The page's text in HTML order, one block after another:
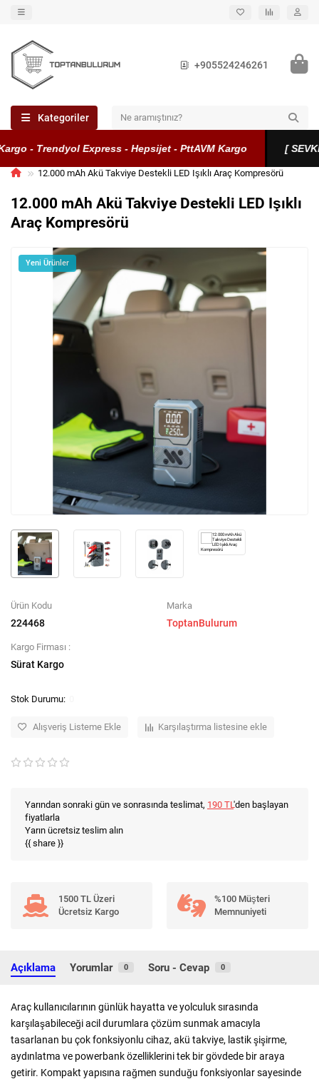
+905524246261
Kategoriler
- Trendyol Express - Hepsijet - PttAVM Kargo [
12.000 mAh Akü Takviye Destekli LED Işıklı Araç Kompresörü
12.000 mAh Akü Takviye Destekli LED Işıklı
Araç Kompresörü
Yeni Ürünler
Ürün Kodu
224468
Marka
ToptanBulurum
Kargo Firması :
Sürat Kargo
Alışveriş Listeme Ekle Karşılaştırma listesine ekle
Yarından sonraki gün ve sonrasında teslimat, 190 TL'den başlayan
fiyatlarla
Yarın ücretsiz teslim alın
{{ share }}
1500 TL Üzeri
Ücretsiz Kargo
%100 Müşteri
Memnuniyeti
Açıklama Yorumlar 0 Soru - Cevap 0
Araç kullanıcılarının günlük hayatta ve yolculuk sırasında
karşılaşabileceği acil durumlara çözüm sunmak amacıyla
tasarlanan bu çok fonksiyonlu cihaz, akü takviye, lastik şişirme,
aydınlatma ve powerbank özelliklerini tek bir gövdede bir araya
getirir. Kompakt yapısına rağmen sunduğu fonksiyonlar sayesinde